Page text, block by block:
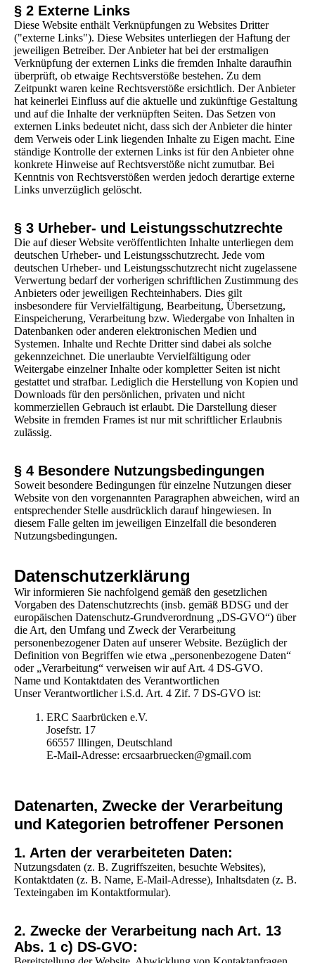
§ 2 Externe Links
Diese Website enthält Verknüpfungen zu Websites Dritter
("externe Links"). Diese Websites unterliegen der Haftung der
jeweiligen Betreiber. Der Anbieter hat bei der erstmaligen
Verknüpfung der externen Links die fremden Inhalte daraufhin
überprüft, ob etwaige Rechtsverstöße bestehen. Zu dem
Zeitpunkt waren keine Rechtsverstöße ersichtlich. Der Anbieter
hat keinerlei Einfluss auf die aktuelle und zukünftige Gestaltung
und auf die Inhalte der verknüpften Seiten. Das Setzen von
externen Links bedeutet nicht, dass sich der Anbieter die hinter
dem Verweis oder Link liegenden Inhalte zu Eigen macht. Eine
ständige Kontrolle der externen Links ist für den Anbieter ohne
konkrete Hinweise auf Rechtsverstöße nicht zumutbar. Bei
Kenntnis von Rechtsverstößen werden jedoch derartige externe
Links unverzüglich gelöscht.
§ 3 Urheber- und Leistungsschutzrechte
Die auf dieser Website veröffentlichten Inhalte unterliegen dem
deutschen Urheber- und Leistungsschutzrecht. Jede vom
deutschen Urheber- und Leistungsschutzrecht nicht zugelassene
Verwertung bedarf der vorherigen schriftlichen Zustimmung des
Anbieters oder jeweiligen Rechteinhabers. Dies gilt
insbesondere für Vervielfältigung, Bearbeitung, Übersetzung,
Einspeicherung, Verarbeitung bzw. Wiedergabe von Inhalten in
Datenbanken oder anderen elektronischen Medien und
Systemen. Inhalte und Rechte Dritter sind dabei als solche
gekennzeichnet. Die unerlaubte Vervielfältigung oder
Weitergabe einzelner Inhalte oder kompletter Seiten ist nicht
gestattet und strafbar. Lediglich die Herstellung von Kopien und
Downloads für den persönlichen, privaten und nicht
kommerziellen Gebrauch ist erlaubt. Die Darstellung dieser
Website in fremden Frames ist nur mit schriftlicher Erlaubnis
zulässig.
§ 4 Besondere Nutzungsbedingungen
Soweit besondere Bedingungen für einzelne Nutzungen dieser
Website von den vorgenannten Paragraphen abweichen, wird an
entsprechender Stelle ausdrücklich darauf hingewiesen. In
diesem Falle gelten im jeweiligen Einzelfall die besonderen
Nutzungsbedingungen.
Datenschutzerklärung
Wir informieren Sie nachfolgend gemäß den gesetzlichen
Vorgaben des Datenschutzrechts (insb. gemäß BDSG und der
europäischen Datenschutz-Grundverordnung „DS-GVO“) über
die Art, den Umfang und Zweck der Verarbeitung
personenbezogener Daten auf unserer Website. Bezüglich der
Definition von Begriffen wie etwa „personenbezogene Daten“
oder „Verarbeitung“ verweisen wir auf Art. 4 DS-GVO.
Name und Kontaktdaten des Verantwortlichen
Unser Verantwortlicher i.S.d. Art. 4 Zif. 7 DS-GVO ist:
ERC Saarbrücken e.V.
Josefstr. 17
66557 Illingen, Deutschland
E-Mail-Adresse: ercsaarbruecken@gmail.com
Datenarten, Zwecke der Verarbeitung
und Kategorien betroffener Personen
1. Arten der verarbeiteten Daten:
Nutzungsdaten (z. B. Zugriffszeiten, besuchte Websites),
Kontaktdaten (z. B. Name, E-Mail-Adresse), Inhaltsdaten (z. B.
Texteingaben im Kontaktformular).
2. Zwecke der Verarbeitung nach Art. 13
Abs. 1 c) DS-GVO: